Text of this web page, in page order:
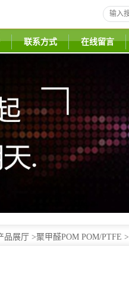
联系方式 在线留言
品展厅 >聚甲醛POM POM/PTFE >